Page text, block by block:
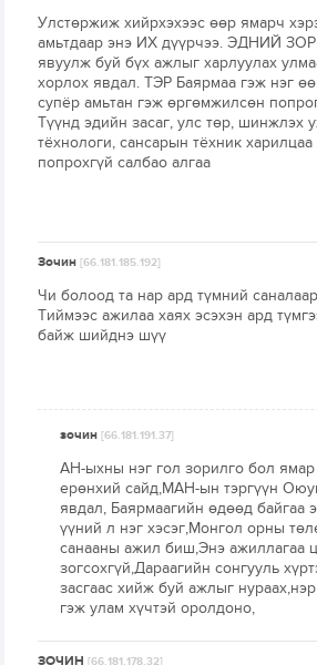
Улстөржиж хийрхэхээс өөр ямарч
амьтдаар энэ ИХ дүүрчээ. ЭДНИЙ
явуулж буй бүх ажлыг харлуулах
хорлох явдал. ТЭР Баярмаа гэж нэг
супёр амьтан гэж өргөмжилсөн
Түүнд эдийн засаг, улс төр, шинжлэх
тёхнологи, сансарын тёхник
попрохгүй салбао алгаа
Зочин[66.181.185.192]
Чи болоод та нар ард түмний
Тиймээс ажилаа хаях эсэхэн ард
байж шийднэ шүү
зочин[66.181.191.37]
АН-ыхны нэг гол зорилго бол ямар
ерөнхий сайд,МАН-ын тэргүүн
явдал, Баярмаагийн өдөөд байгаа
үүний л нэг хэсэг,Монгол орны
санааны ажил биш,Энэ ажиллагаа
зогсохгүй,Дараагийн сонгууль
засгаас хийж буй ажлыг
гэж улам хүчтэй оролдоно,
ЗОЧИН[66.181.178.32]